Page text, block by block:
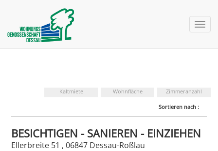
nav
Zimmeranzahl
Wohnfläche
Kaltmiete
Sortieren nach :
BESICHTIGEN - SANIEREN - EINZIEHEN
Ellerbreite 51 , 06847 Dessau-Roßlau